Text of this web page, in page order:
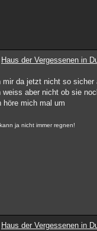
Haus der Vergessenen in
mir da jetzt nicht so sicher
weiss aber nicht ob sie
höre mich mal um
ja nicht immer regnen!
Haus der Vergessenen in